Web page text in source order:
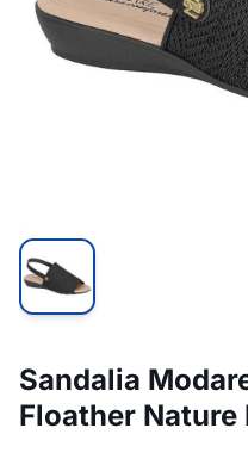
Sandalia
Floather Nature